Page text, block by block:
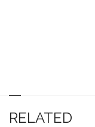
RELATED